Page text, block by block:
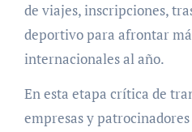
de viajes, inscripciones,
deportivo para afrontar
internacionales al año.
En esta etapa crítica de
empresas y